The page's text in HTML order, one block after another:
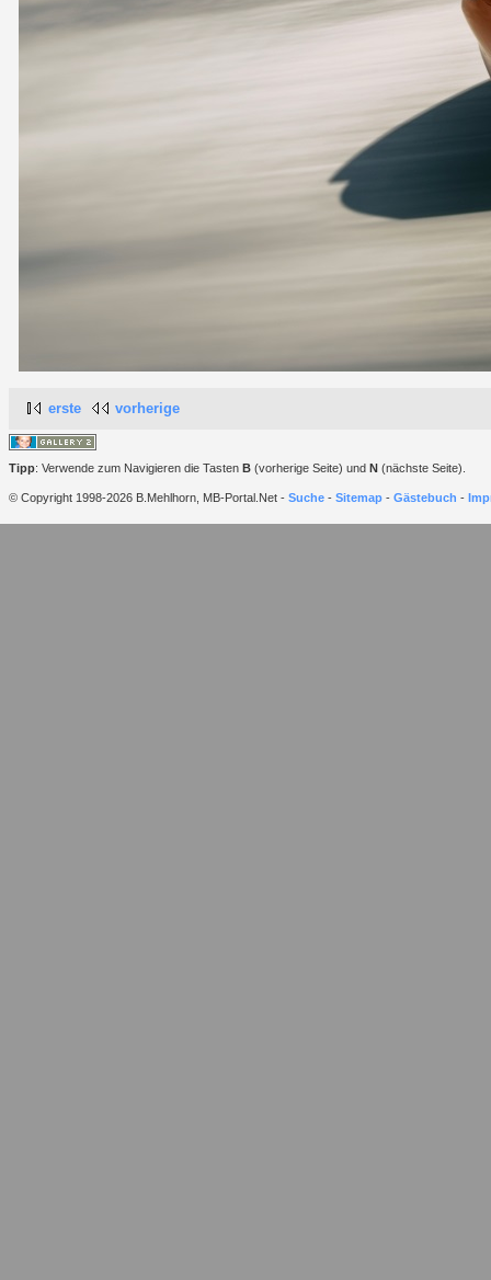
erste vorherige
Tipp: Verwende zum Navigieren die Tasten B (vorherige Seite) und N (nächste Seite).
© Copyright 1998-2026 B.Mehlhorn, MB-Portal.Net - Suche - Sitemap - Gästebuch -